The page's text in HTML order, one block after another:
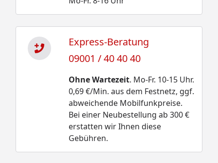
Express-Beratung
09001 / 40 40 40
Ohne Wartezeit. Mo-Fr. 10-15 Uhr.
0,69 €/Min. aus dem Festnetz, ggf.
abweichende Mobilfunkpreise.
Bei einer Neubestellung ab 300 €
erstatten wir Ihnen diese
Gebühren.